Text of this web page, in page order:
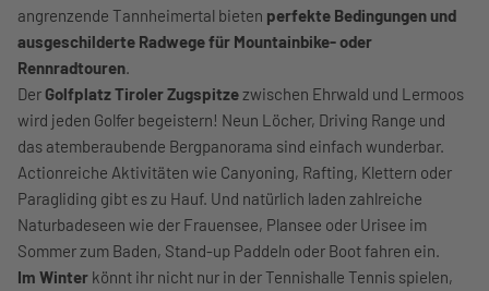
angrenzende Tannheimertal bieten perfekte Bedingungen und
ausgeschilderte Radwege für Mountainbike- oder
Rennradtouren.
Der Golfplatz Tiroler Zugspitzezwischen Ehrwald und Lermoos
wird jeden Golfer begeistern! Neun Löcher, Driving Range und
das atemberaubende Bergpanorama sind einfach wunderbar.
Actionreiche Aktivitäten wie Canyoning, Rafting, Klettern oder
Paragliding gibt es zu Hauf. Und natürlich laden zahlreiche
Naturbadeseen wie der Frauensee, Plansee oder Urisee im
Sommer zum Baden, Stand-up Paddeln oder Boot fahren ein.
Im Winter könnt ihr nicht nur in der Tennishalle Tennis spielen,